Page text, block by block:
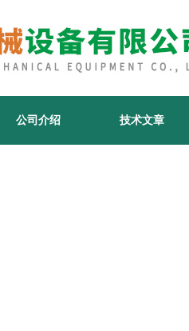
公司介绍 技术文章